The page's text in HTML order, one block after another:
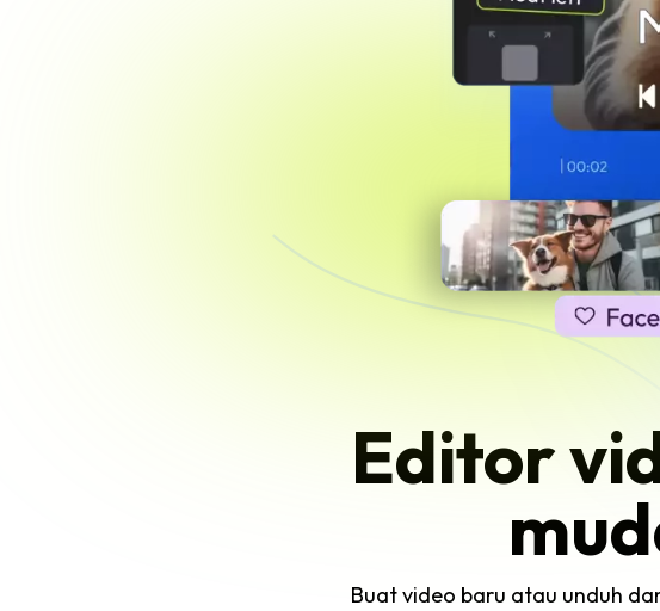
Editor
Buat video baru atau unduh